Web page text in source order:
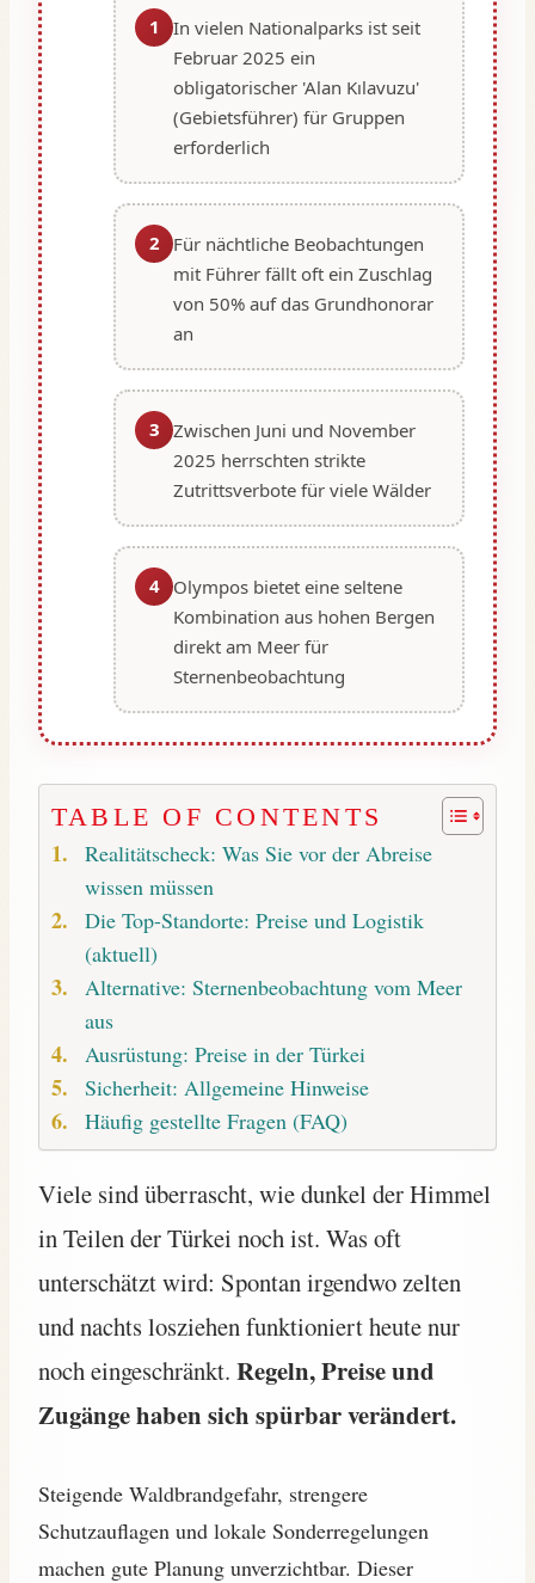
1
In vielen Nationalparks ist seit
Februar 2025 ein
obligatorischer 'Alan Kılavuzu'
(Gebietsführer) für Gruppen
erforderlich
2
Für nächtliche Beobachtungen
mit Führer fällt oft ein Zuschlag
von 50% auf das Grundhonorar
an
3 Zwischen Juni und November
2025 herrschten strikte
Zutrittsverbote für viele Wälder
4
Olympos bietet eine seltene
Kombination aus hohen Bergen
direkt am Meer für
Sternenbeobachtung
TABLE OF CONTENTS
Realitätscheck: Was Sie vor der Abreise
wissen müssen
Die Top-Standorte: Preise und Logistik
(aktuell)
Alternative: Sternenbeobachtung vom Meer
aus
Ausrüstung: Preise in der Türkei
Sicherheit: Allgemeine Hinweise
Häufig gestellte Fragen (FAQ)
Viele sind überrascht, wie dunkel der Himmel
in Teilen der Türkei noch ist. Was oft
unterschätzt wird: Spontan irgendwo zelten
und nachts losziehen funktioniert heute nur
noch eingeschränkt. Regeln, Preise und
Zugänge haben sich spürbar verändert.
Steigende Waldbrandgefahr, strengere
Schutzauflagen und lokale Sonderregelungen
machen gute Planung unverzichtbar. Dieser